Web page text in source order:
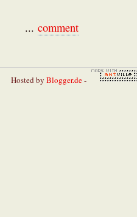
... comment
Hosted by Blogger.de-